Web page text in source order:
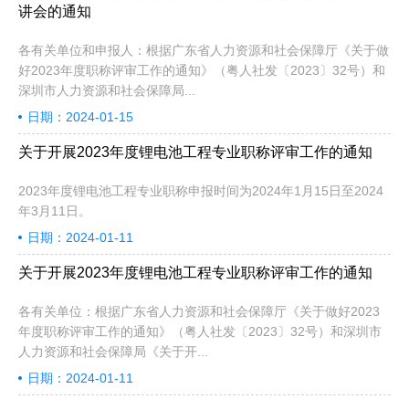
人员参会。具体通知如下：
讲会的通知
各有关单位和申报人：根据广东省人力资源和社会保障厅《关于做
好2023年度职称评审工作的通知》（粤人社发〔2023〕32号）和
深圳市人力资源和社会保障局...
日期：2024-01-15
关于开展2023年度锂电池工程专业职称评审工作的通知
2023年度锂电池工程专业职称申报时间为2024年1月15日至2024
年3月11日。
日期：2024-01-11
关于开展2023年度锂电池工程专业职称评审工作的通知
各有关单位：根据广东省人力资源和社会保障厅《关于做好2023
年度职称评审工作的通知》（粤人社发〔2023〕32号）和深圳市
人力资源和社会保障局《关于开...
日期：2024-01-11